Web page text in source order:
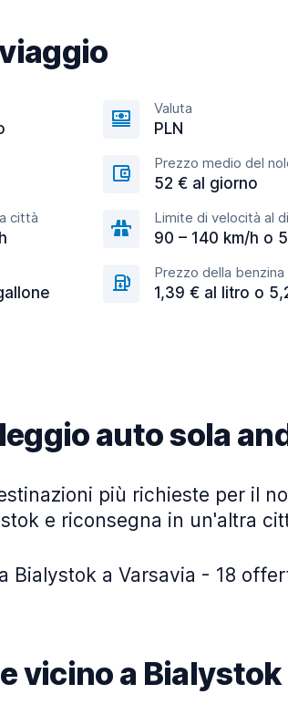
Valuta
PLN
Prezzo medio del
52 € al giorno
città Limite di velocità al
90 – 140 km/h o
Prezzo della
1,39 € al litro o
auto sola
più richieste per il
e riconsegna in un'altra
Bialystok a Varsavia - 18
vicino a Bialystok